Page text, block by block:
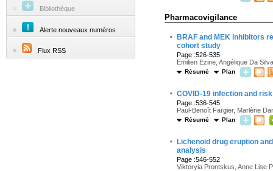
Bibliothèque
Alerte nouveaux numéros
Flux RSS
Pharmacovigilance
·
BRAF and MEK inhibitors
cohort study
Page :526-535
Emilien Ezine, Angélique Da
Résumé Plan
· COVID-19 infection and
Page :536-545
Paul-Benoît Fargier, Marlène
Résumé Plan
·
Lichenoid drug eruption
analysis
Page :546-552
Viktoryia Prontskus, Anne Lise